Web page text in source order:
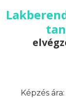
Képzés ára: